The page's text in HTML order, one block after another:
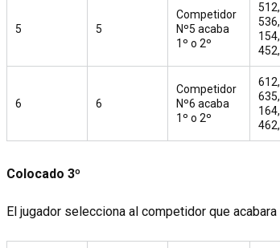
5 5
Competidor
Nº5 acaba
1º o 2º
6 6
Competidor
Nº6 acaba
1º o 2º
Colocado 3º
El jugador selecciona al competidor que